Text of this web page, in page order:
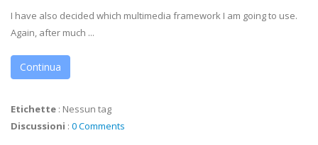
I have also decided which multimedia framework I am going to use.
Again, after much ...
Continua
Etichette : Nessun tag
Discussioni : 0 Comments